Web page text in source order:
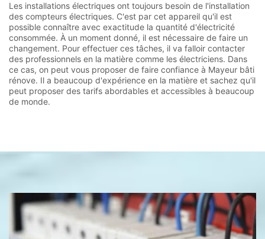
Les installations électriques ont toujours besoin de l'installation
des compteurs électriques. C'est par cet appareil qu'il est
possible connaître avec exactitude la quantité d'électricité
consommée. À un moment donné, il est nécessaire de faire un
changement. Pour effectuer ces tâches, il va falloir contacter
des professionnels en la matière comme les électriciens. Dans
ce cas, on peut vous proposer de faire confiance à Mayeur bâti
rénove. Il a beaucoup d'expérience en la matière et sachez qu'il
peut proposer des tarifs abordables et accessibles à beaucoup
de monde.